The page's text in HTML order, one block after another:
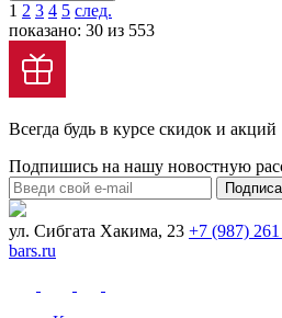
1 2 3 4 5 след.
показано: 30 из 553
Всегда будь в курсе скидок и акций
Подпишись на нашу новостную
ул. Сибгата Хакима, 23 +7 (987)
bars.ru